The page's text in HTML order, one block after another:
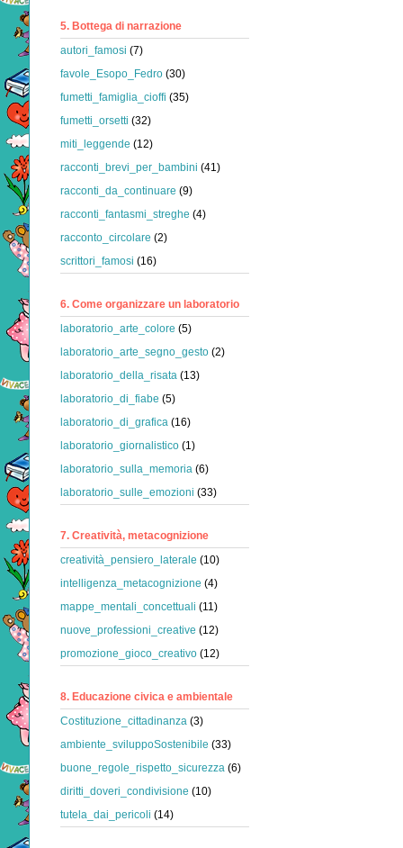
5. Bottega di narrazione
autori_famosi (7)
favole_Esopo_Fedro (30)
fumetti_famiglia_cioffi (35)
fumetti_orsetti (32)
miti_leggende (12)
racconti_brevi_per_bambini (41)
racconti_da_continuare (9)
racconti_fantasmi_streghe (4)
racconto_circolare (2)
scrittori_famosi (16)
6. Come organizzare un laboratorio
laboratorio_arte_colore (5)
laboratorio_arte_segno_gesto (2)
laboratorio_della_risata (13)
laboratorio_di_fiabe (5)
laboratorio_di_grafica (16)
laboratorio_giornalistico (1)
laboratorio_sulla_memoria (6)
laboratorio_sulle_emozioni (33)
7. Creatività, metacognizione
creatività_pensiero_laterale (10)
intelligenza_metacognizione (4)
mappe_mentali_concettuali (11)
nuove_professioni_creative (12)
promozione_gioco_creativo (12)
8. Educazione civica e ambientale
Costituzione_cittadinanza (3)
ambiente_sviluppoSostenibile (33)
buone_regole_rispetto_sicurezza (6)
diritti_doveri_condivisione (10)
tutela_dai_pericoli (14)